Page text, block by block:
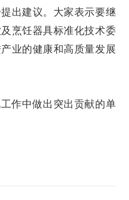
出建议。大家表示要继
烹饪器具标准化技术委
业的健康和高质量发展
作中做出突出贡献的单